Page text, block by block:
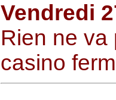
Vendredi
Rien ne va
casino